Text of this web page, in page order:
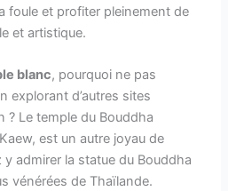
foule et profiter pleinement de
et artistique.
blanc, pourquoi ne pas
explorant d’autres sites
? Le temple du Bouddha
est un autre joyau de
y admirer la statue du Bouddha
vénérées de Thaïlande.